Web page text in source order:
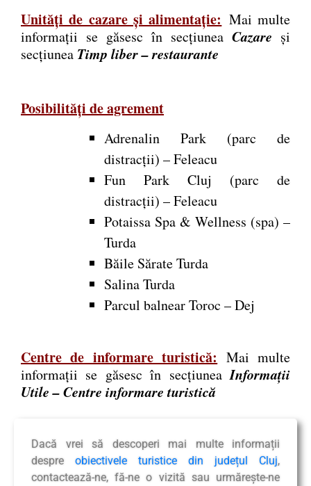
Unități de cazare și alimentație: Mai multe
informaţii se găsesc în secţiunea Cazare şi
secţiunea Timp liber – restaurante
Posibilități de agrement
Adrenalin Park (parc de
distracții) – Feleacu
Fun Park Cluj (parc de
distracții) – Feleacu
Potaissa Spa & Wellness (spa) –
Turda
Băile Sărate Turda
Salina Turda
Parcul balnear Toroc – Dej
Centre de informare turistică: Mai multe
informaţii se găsesc în secţiuneaInformații
Utile – Centre informare turistică
Dacă vrei să descoperi mai multe informații
despre obiectivele turistice din județul Cluj,
contactează-ne, fă-ne o vizită sau urmărește-ne